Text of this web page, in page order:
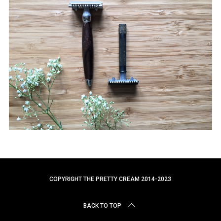
COPYRIGHT THE PRETTY CREAM 2014-2023
BACK TO TOP
r
c
h
f
o
r
: